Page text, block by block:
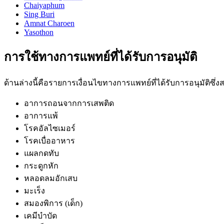
Chaiyaphum
Sing Buri
Amnat Charoen
Yasothon
การใช้ทางการแพทย์ที่ได้รับการอนุมัติ
ด้านล่างนี้คือรายการเงื่อนไขทางการแพทย์ที่ได้รับการอนุมัติซึ่
อาการถอนจากการเสพติด
อาการแพ้
โรคอัลไซเมอร์
โรคเบื่ออาหาร
แผลกดทับ
กระดูกหัก
หลอดลมอักเสบ
มะเร็ง
สมองพิการ (เด็ก)
เคมีบำบัด